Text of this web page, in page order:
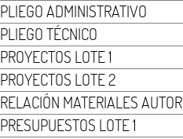
PLIEGO ADMINISTRATIVO
PLIEGO TÉCNICO
PROYECTOS LOTE 1
PROYECTOS LOTE 2
RELACIÓN MATERIALES
PRESUPUESTOS LOTE 1